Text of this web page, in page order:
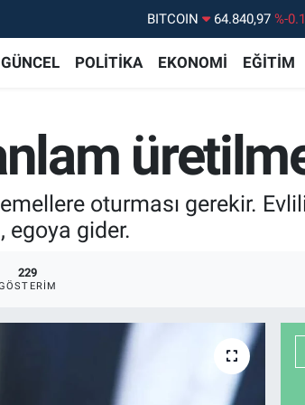
DOLAR
47,7436
EURO
55,2510
BİST100
13.779 %-
GÜNCEL POLİTİKA EKONOMİ EĞİTİM
oturması gerekir.
egoya gider.
229